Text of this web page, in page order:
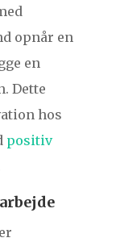
opnår en
en
Dette
hos
positiv